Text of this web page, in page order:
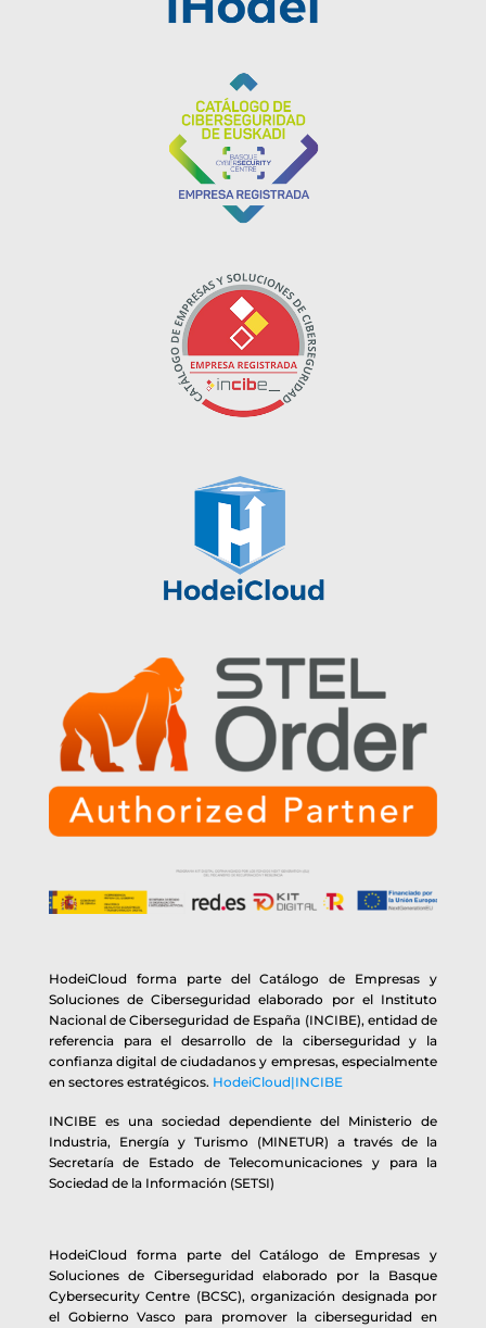
HodeiCloud forma parte del Catálogo de Empresas y
Soluciones de Ciberseguridad elaborado por el Instituto
Nacional de Ciberseguridad de España (INCIBE), entidad de
referencia para el desarrollo de la ciberseguridad y la
confianza digital de ciudadanos y empresas, especialmente
en sectores estratégicos. HodeiCloud|INCIBE
INCIBE es una sociedad dependiente del Ministerio de
Industria, Energía y Turismo (MINETUR) a través de la
Secretaría de Estado de Telecomunicaciones y para la
Sociedad de la Información (SETSI)
HodeiCloud forma parte del Catálogo de Empresas y
Soluciones de Ciberseguridad elaborado por la Basque
Cybersecurity Centre (BCSC), organización designada por
el Gobierno Vasco para promover la ciberseguridad en